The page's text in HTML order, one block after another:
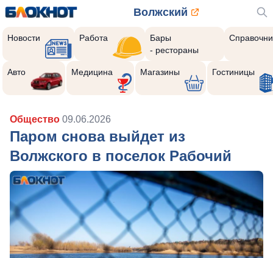
Волжский
Новости Работа
Бары
- рестораны
Авто Медицина Магазины Гостиницы
Общество 09.06.2026
Паром снова выйдет из
Волжского в поселок Рабочий